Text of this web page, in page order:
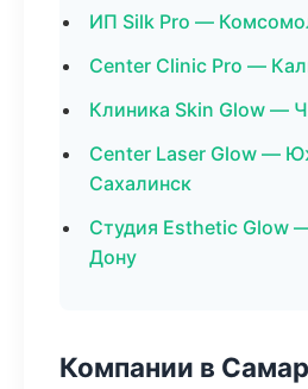
ИП Silk Pro —
Center Clinic Pro —
Клиника Skin Glow —
Center Laser Glow —
Сахалинск
Студия Esthetic Glow
Дону
Компании в